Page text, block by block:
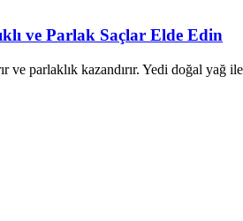
ve Parlak Saçlar Elde Edin
parlaklık kazandırır. Yedi doğal yağ